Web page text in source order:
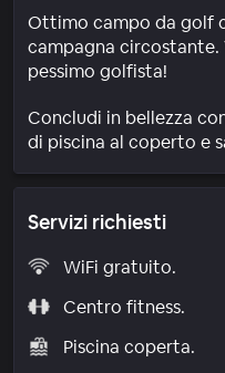
Ottimo campo da golf
campagna circostante.
pessimo golfista!
Concludi in bellezza
di piscina al coperto e
Servizi richiesti
WiFi gratuito.
Centro fitness.
Piscina coperta.